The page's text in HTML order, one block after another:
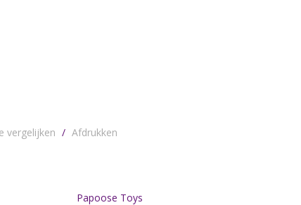
vergelijken / Afdrukken
Papoose Toys